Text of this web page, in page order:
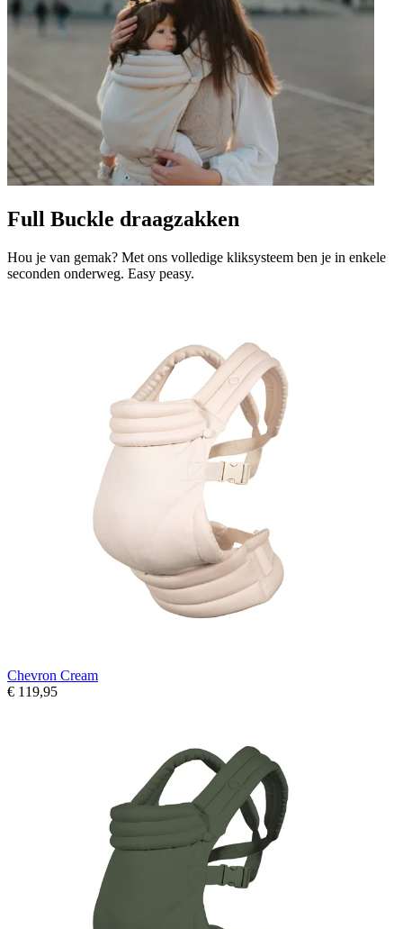
Full Buckle draagzakken
Hou je van gemak? Met ons volledige kliksysteem ben je in enkele
seconden onderweg. Easy peasy.
Chevron Cream
€ 119,95